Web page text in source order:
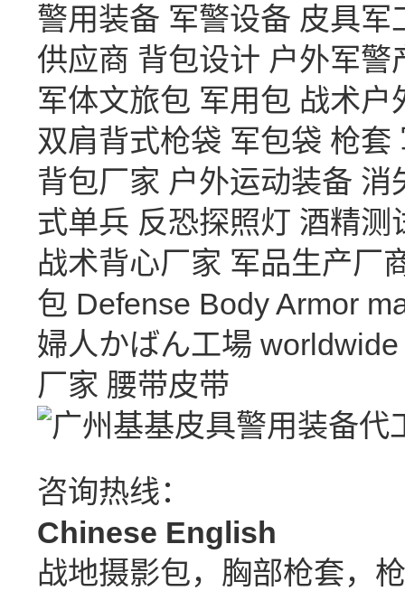
警用装备 军警设备 皮具军
供应商 背包设计 户外军警
军体文旅包 军用包 战术户
双肩背式枪袋 军包袋 枪套
背包厂家 户外运动装备 消
式单兵 反恐探照灯 酒精测
战术背心厂家 军品生产厂
包 Defense Body Armor
婦人かばん工場 worldwide
厂家 腰带皮带
咨询热线：
Chinese English
战地摄影包，胸部枪套，